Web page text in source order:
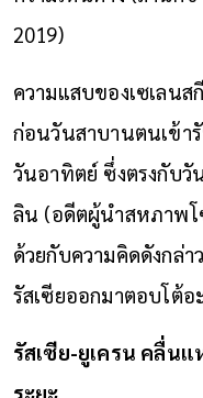
2019)
ความแสบของเซเลนส
ก่อนวันสาบานตนเข้า
วันอาทิตย์ ซึ่งตรงกับวั
ลิน (อดีตผู้นำสหภาพโ
ด้วยกับความคิดดังกล่า
รัสเซียออกมาตอบโต้อ
รัสเซีย-ยูเครน คลื่น
ระยะ